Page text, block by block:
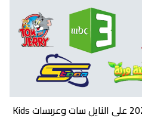
تردد قنوات الاطفال كارتون 2025 على النايل سات وعربسات Kids